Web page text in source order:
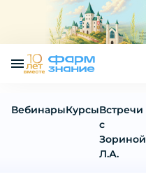
ВебинарыКурсыВстречи
с
Зориной
Л.А.